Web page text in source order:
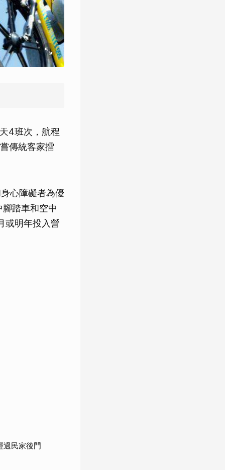
4班次，航程
傳統客家擂
心障礙者為優
踏車和空中
或明年投入營
民家後門